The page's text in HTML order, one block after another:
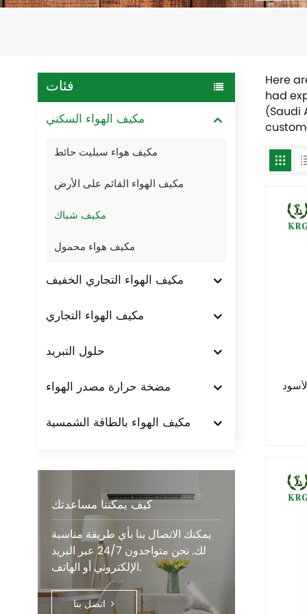
فئات
مكيف الهواء السكني
مكيف هواء سبليت حائط
مكيف الهواء القائم على الأرض
مكيف شباك
مكيف هواء محمول
مكيف الهواء التجاري الخفيف
مكيف الهواء التجاري
حلول التبريد
مضخة حرارة مصدر الهواء
مكيف الهواء بالطاقة الشمسية
كيف يمكننا مساعدتك
يمكنك الاتصال بنا بأي طريقة مناسبة
لك. نحن متواجدون 24/7 عبر البريد
الإلكتروني أو الهاتف.
Here
had
(Saudi